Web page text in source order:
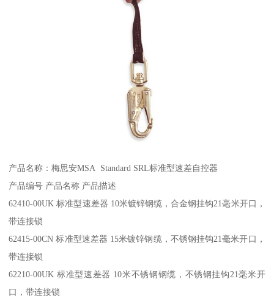
产品名称：梅思安MSA Standard SRL标准型速差自控器
产品编号 产品名称 产品描述
62410-00UK 标准型速差器 10米镀锌钢缆，合金钢挂钩21毫米开口，
带连接锁
62415-00CN 标准型速差器 15米镀锌钢缆，不锈钢挂钩21毫米开口，
带连接锁
62210-00UK 标准型速差器 10米不锈钢钢缆，不锈钢挂钩21毫米开
口，带连接锁